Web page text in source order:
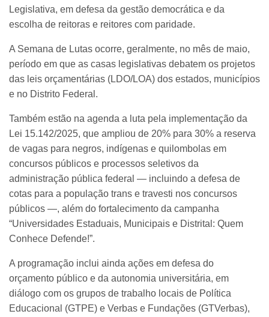
Legislativa, em defesa da gestão democrática e da
escolha de reitoras e reitores com paridade.
A Semana de Lutas ocorre, geralmente, no mês de maio,
período em que as casas legislativas debatem os projetos
das leis orçamentárias (LDO/LOA) dos estados, municípios
e no Distrito Federal.
Também estão na agenda a luta pela implementação da
Lei 15.142/2025, que ampliou de 20% para 30% a reserva
de vagas para negros, indígenas e quilombolas em
concursos públicos e processos seletivos da
administração pública federal — incluindo a defesa de
cotas para a população trans e travesti nos concursos
públicos —, além do fortalecimento da campanha
“Universidades Estaduais, Municipais e Distrital: Quem
Conhece Defende!”.
A programação inclui ainda ações em defesa do
orçamento público e da autonomia universitária, em
diálogo com os grupos de trabalho locais de Política
Educacional (GTPE) e Verbas e Fundações (GTVerbas),